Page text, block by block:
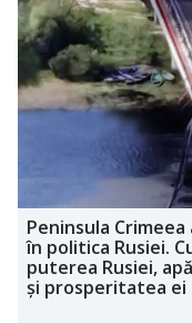
Peninsula
în politica Rusiei.
puterea Rusiei,
și prosperitatea ei